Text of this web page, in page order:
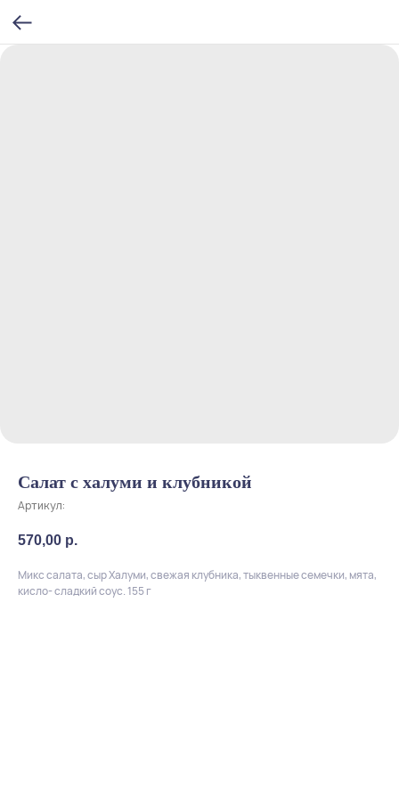
Салат с халуми и клубникой
Артикул:
570,00 р.
Микс салата, сыр Халуми, свежая клубника, тыквенные семечки, мята,
кисло- сладкий соус. 155 г